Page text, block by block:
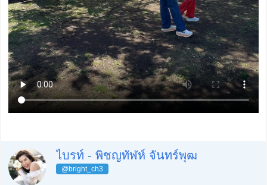
ไบรท์ - พิชญทัฬห์ จันทร์พุฒ
@bright_ch3